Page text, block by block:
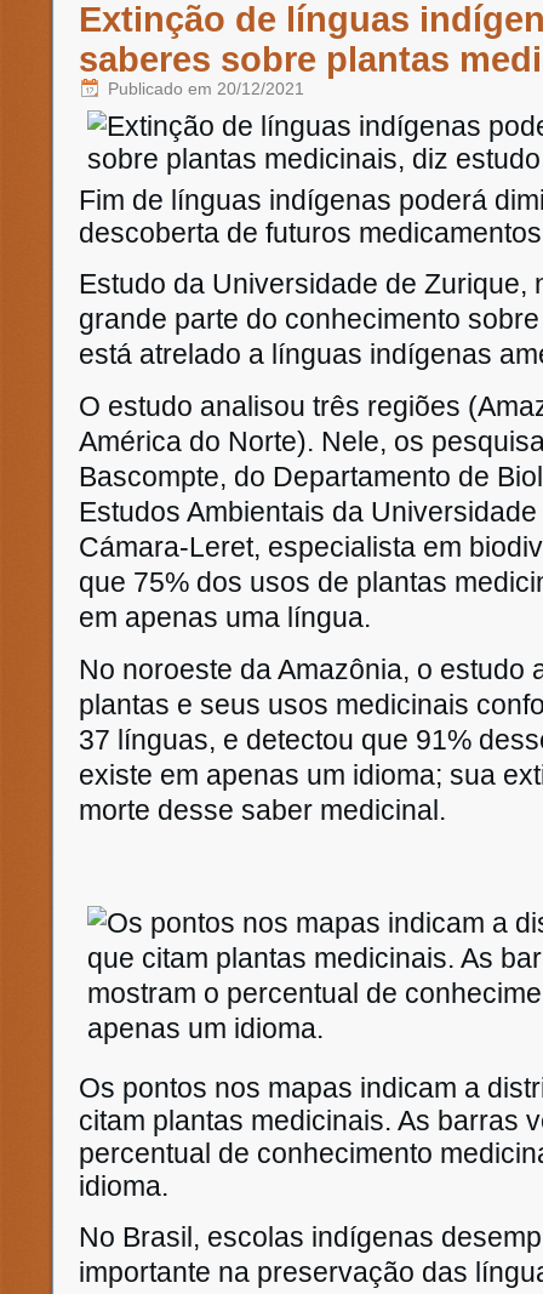
Extinção de línguas
saberes sobre plantas
Publicado em 20/12/2021
Fim de línguas indígenas poderá
descoberta de futuros
Estudo da Universidade de Zurique,
grande parte do conhecimento
está atrelado a línguas indígenas
O estudo analisou três regiões
América do Norte). Nele, os
Bascompte, do Departamento de
Estudos Ambientais da
Cámara-Leret, especialista em
que 75% dos usos de plantas
em apenas uma língua.
No noroeste da Amazônia, o estudo
plantas e seus usos medicinais
37 línguas, e detectou que 91%
existe em apenas um idioma; sua
morte desse saber medicinal.
Os pontos nos mapas indicam a
citam plantas medicinais. As barras
percentual de conhecimento
idioma.
No Brasil, escolas indígenas
importante na preservação das